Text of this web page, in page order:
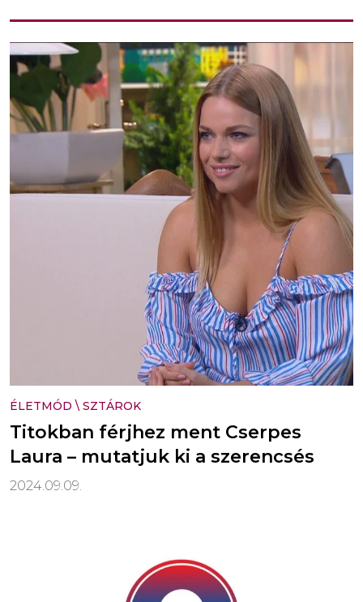
ÉLETMÓD \ SZTÁROK
Titokban férjhez ment Cserpes
Laura – mutatjuk ki a szerencsés
2024.09.09.